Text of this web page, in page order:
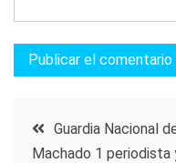
Navegación
Guardia Nacional
Machado 1 periodista